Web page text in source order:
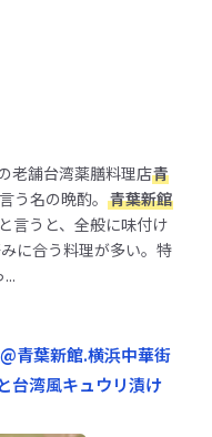
老舗台湾薬膳料理店青
う名の晩酌。青葉新館
言うと、全般に味付け
に合う料理が多い。特
青葉新館.横浜中華街
台湾風キュウリ漬け